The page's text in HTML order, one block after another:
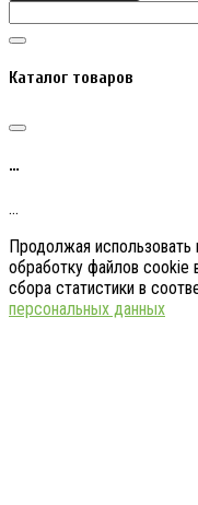
Каталог товаров
…
…
Продолжая
обработку файлов cookie
сбора статистики в
персональных данных